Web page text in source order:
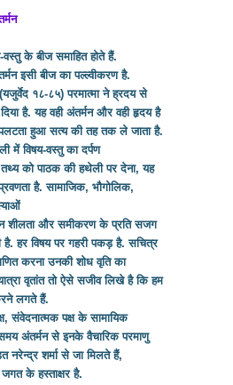
वस्तु के बीज समाहित होते हैं.
इसी बीज का पल्ल्वीकरण है.
१८-८५) परमात्मा ने ह्रदय से
है. यह वही अंतर्मन और वही हृदय है
हुआ सत्य की तह तक ले जाता है.
में विषय-वस्तु का दर्पण
को पाठक की हथेली पर देना, यह
है. सामाजिक, भौगोलिक,
शीलता और समीकरण के प्रति सजग
है. हर विषय पर गहरी पकड़ है. सचित्र
करना उनकी शोध वृति का
वृतांत तो ऐसे सजीव लिखे है कि हम
लगते हैं.
संवेदनात्मक पक्ष के सामायिक
अंतर्मन से इनके वैचारिक परमाणु
नरेन्द्र शर्मा सेजा मिलते हैं,
के हस्ताक्षर है.